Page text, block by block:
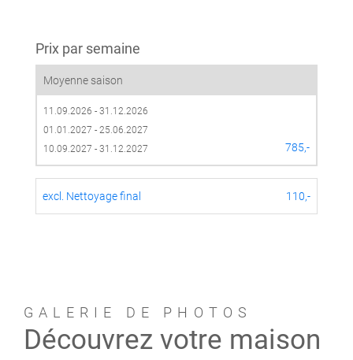
Prix par semaine
Moyenne saison
11.09.2026 - 31.12.2026
01.01.2027 - 25.06.2027
10.09.2027 - 31.12.2027
785,-
excl. Nettoyage final 110,-
GALERIE DE PHOTOS
Découvrez votre maison